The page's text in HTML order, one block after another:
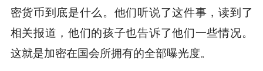
密货币到底是什么。他们听说了这件事，读到了
相关报道，他们的孩子也告诉了他们一些情况。
这就是加密在国会所拥有的全部曝光度。